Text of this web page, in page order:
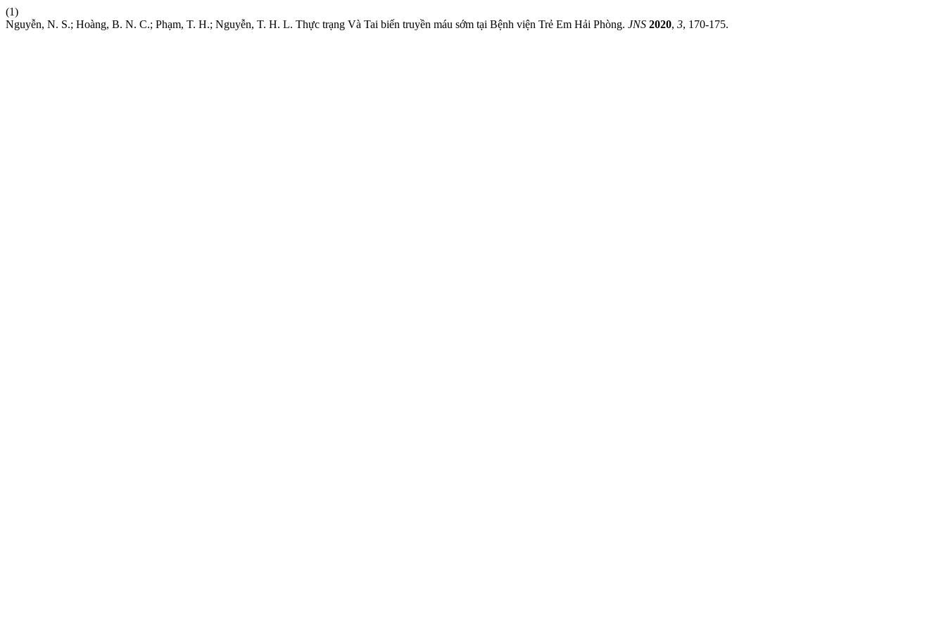
(1)
Nguyễn, N. S.; Hoàng, B. N. C.; Phạm, T. H.; Nguyễn, T. H. L. Thực trạng Và Tai biến truyền máu sớm tại Bệnh viện Trẻ Em Hải Phòng. JNS 2020, 3, 170-175.